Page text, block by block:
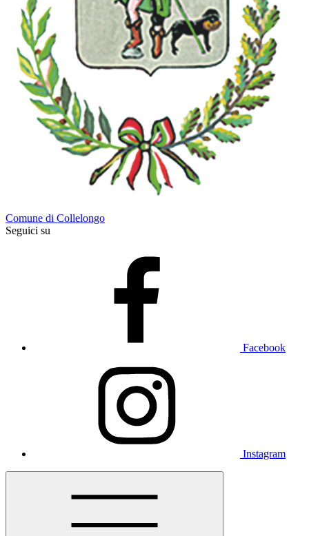
Comune di Collelongo
Seguici su
Facebook
Instagram